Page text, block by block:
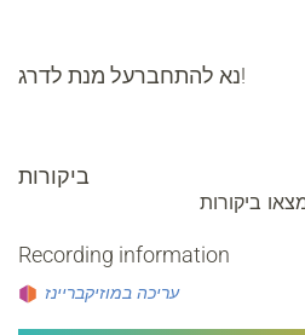
נא להתחברעל מנת לדרג!
ביקורות
ביקורות
Recording information
עריכה במוזיקבריינז